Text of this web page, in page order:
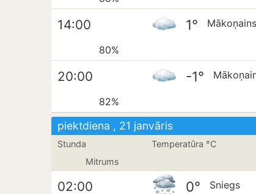
14:00 1° Mākoņains
80%
20:00 -1°
82%
piektdiena , 21 janvāris
Stunda Temperatūra °C
Mitrums
02:00 0° Sniegs